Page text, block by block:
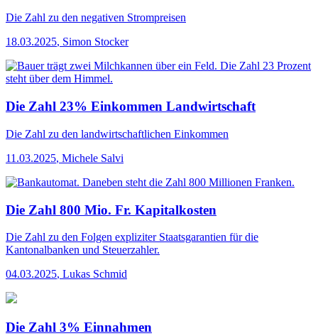
Die Zahl zu den negativen Strompreisen
18.03.2025, Simon Stocker
Die Zahl 23% Einkommen Landwirtschaft
Die Zahl zu den landwirtschaftlichen Einkommen
11.03.2025, Michele Salvi
Die Zahl 800 Mio. Fr. Kapitalkosten
Die Zahl zu den Folgen expliziter Staatsgarantien für die
Kantonalbanken und Steuerzahler.
04.03.2025, Lukas Schmid
Die Zahl 3% Einnahmen